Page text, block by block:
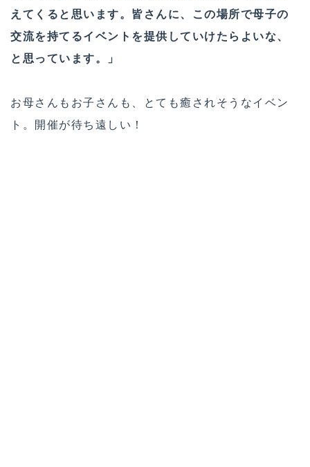
えてくると思います。皆さんに、この場所で母子の
交流を持てるイベントを提供していけたらよいな、
と思っています。」
お母さんもお子さんも、とても癒されそうなイベン
ト。開催が待ち遠しい！